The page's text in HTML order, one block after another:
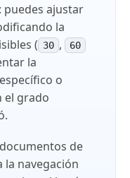
ajustar
la
( 30 , 60
la
o
el grado
de
la navegación